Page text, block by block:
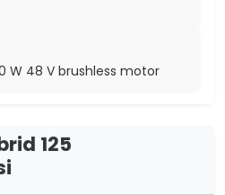
W 48 V brushless motor
125